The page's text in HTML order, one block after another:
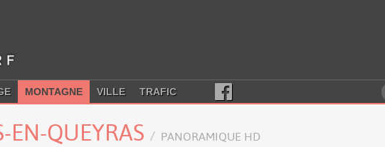
MONTAGNE VILLE TRAFIC
EN-QUEYRAS PANORAMIQUE HD